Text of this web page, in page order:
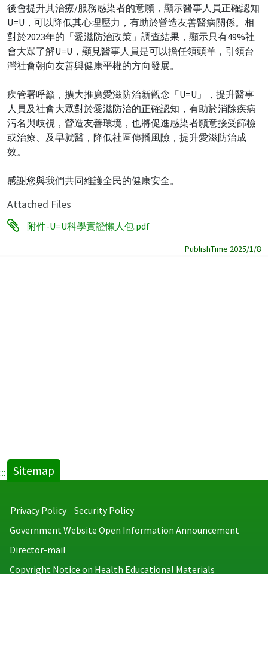
後會提升其治療/服務感染者的意願，顯示醫事人員正確認知
U=U，可以降低其心理壓力，有助於營造友善醫病關係。相
對於2023年的「愛滋防治政策」調查結果，顯示只有49%社
會大眾了解U=U，顯見醫事人員是可以擔任領頭羊，引領台
灣社會朝向友善與健康平權的方向發展。
疾管署呼籲，擴大推廣愛滋防治新觀念「U=U」，提升醫事
人員及社會大眾對於愛滋防治的正確認知，有助於消除疾病
污名與歧視，營造友善環境，也將促進感染者願意接受篩檢
或治療、及早就醫，降低社區傳播風險，提升愛滋防治成
效。
感謝您與我們共同維護全民的健康安全。
Attached Files
附件-U=U科學實證懶人包.pdf
PublishTime 2025/1/8
::: Sitemap
Privacy Policy
Security Policy
Government Website Open Information Announcement
Director-mail
Copyright Notice on Health Educational Materials